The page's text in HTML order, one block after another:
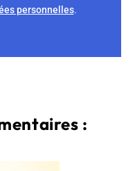
personnelles.
: